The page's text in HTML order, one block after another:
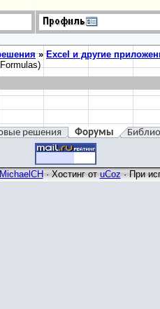
» Excel и другие
решения Форумы
MichaelCH · Хостинг от uCoz · При